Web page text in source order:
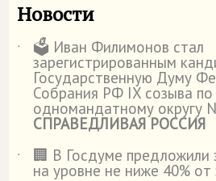
Новости
˙ 🗳️ Иван Филимонов стал
зарегистрированным
Государственную Думу
Собрания РФ IX созыва
одномандатному округу
СПРАВЕДЛИВАЯ РОССИЯ
˙
🏢 В Госдуме предложили
на уровне не ниже 40% от